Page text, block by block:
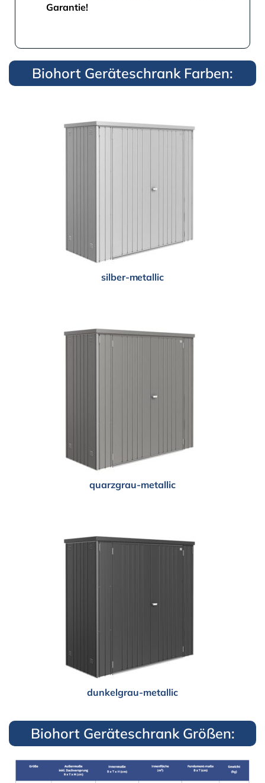
Garantie!
Biohort Geräteschrank Farben:
silber-metallic
quarzgrau-metallic
dunkelgrau-metallic
Biohort Geräteschrank Größen: